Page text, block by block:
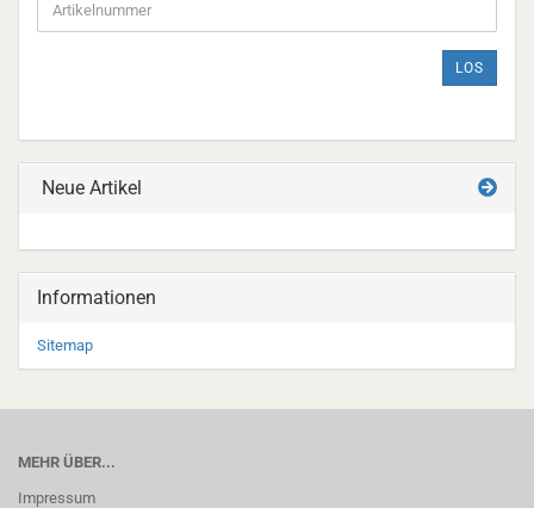
SIE
DIE
EIN.
LOS
Neue Artikel
Informationen
Sitemap
MEHR ÜBER...
Impressum